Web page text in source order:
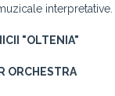
interpretative.
"OLTENIA"
ORCHESTRA